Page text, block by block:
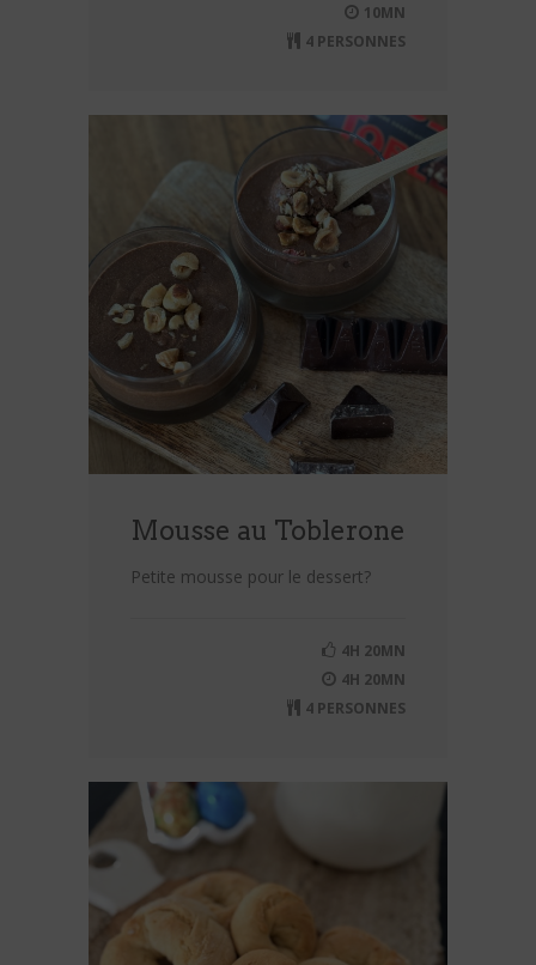
10MN
4 PERSONNES
Mousse au Toblerone
Petite mousse pour le dessert?
4H 20MN
4H 20MN
4 PERSONNES